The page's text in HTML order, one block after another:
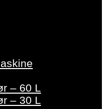
– 60 L
– 30 L